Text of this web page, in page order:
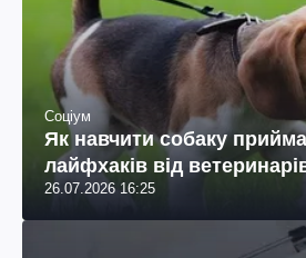
Соціум
Як навчити собаку
лайфхаків від
26.07.2026 16:25